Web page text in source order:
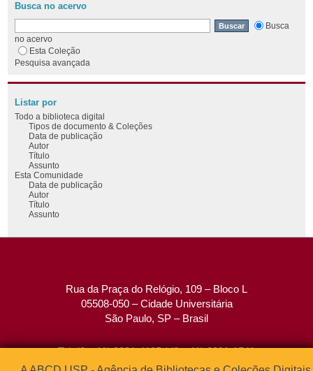
Busca no acervo
Busca
no acervo
Esta Coleção
Pesquisa avançada
Listar por
Todo a biblioteca digital
Tipos de documento & Coleções
Data de publicação
Autor
Título
Assunto
Esta Comunidade
Data de publicação
Autor
Título
Assunto
Rua da Praça do Relógio, 109 – Bloco L
05508-050 – Cidade Universitária
São Paulo, SP – Brasil
Tel: (0xx11) 3091-4195 / (0xx11) 3091-1541
Fax: (0xx11) 3091-1567